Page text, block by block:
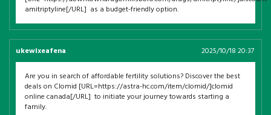
amitriptyline[/URL] as a budget-friendly option.
ukewixeafena 2025/10/18 20:37
Are you in search of affordable fertility solutions? Discover the best
deals on Clomid [URL=https://astra-hc.com/item/clomid/]clomid
online canada[/URL] to initiate your journey towards starting a
family.